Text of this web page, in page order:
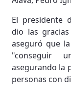
El presidente
dio las
aseguró que
"conseguir
asegurando la
personas con